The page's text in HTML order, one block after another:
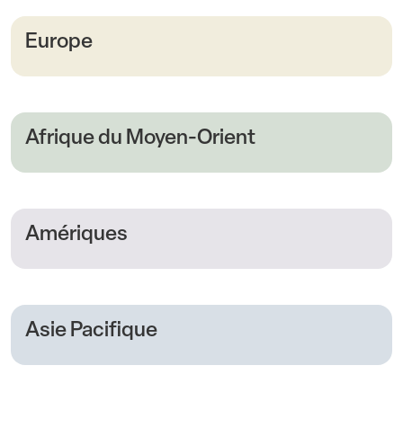
Europe
Afrique du Moyen-Orient
Amériques
Asie Pacifique